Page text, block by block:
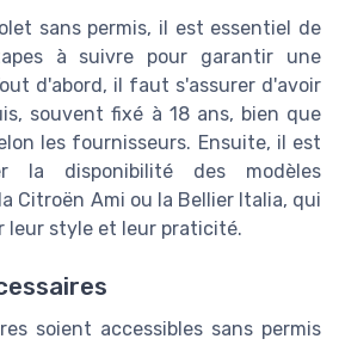
sans permis, il est essentiel de
à suivre pour garantir une
d'abord, il faut s'assurer d'avoir
souvent fixé à 18 ans, bien que
les fournisseurs. Ensuite, il est
la disponibilité des modèles
Citroën Ami ou la Bellier Italia, qui
leur style et leur praticité.
soient accessibles sans permis